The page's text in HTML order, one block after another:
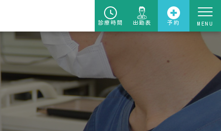
診療時間 出勤表 予約